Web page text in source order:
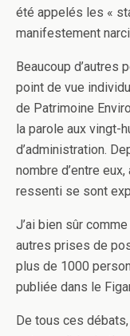
été appelés les «
manifestement
Beaucoup d’autres
point de vue
de Patrimoine
la parole aux vingt-
d’administration.
nombre d’entre
ressenti se sont
J’ai bien sûr
autres prises de
plus de 1000
publiée dans le
De tous ces